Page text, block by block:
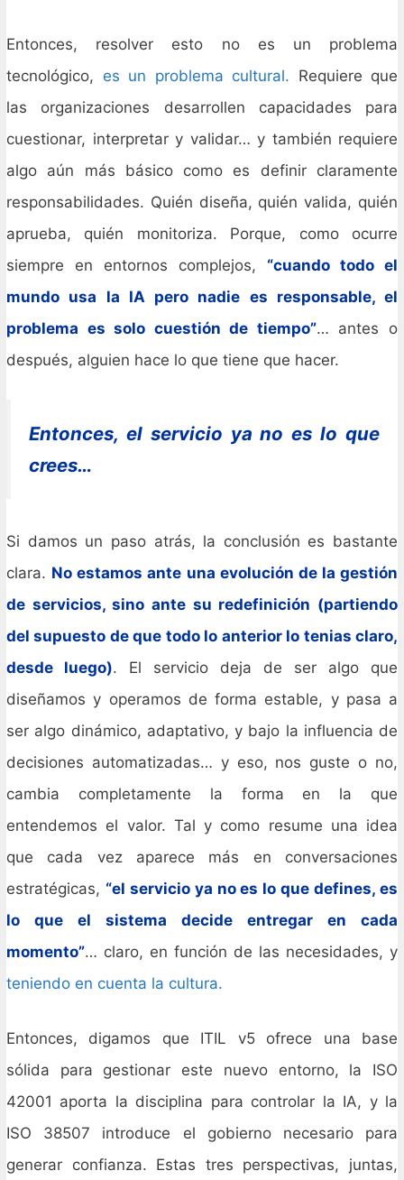
Entonces, resolver esto no es un problema
tecnológico, es un problema cultural. Requiere que
las organizaciones desarrollen capacidades para
cuestionar, interpretar y validar… y también requiere
algo aún más básico como es definir claramente
responsabilidades. Quién diseña, quién valida, quién
aprueba, quién monitoriza. Porque, como ocurre
siempre en entornos complejos, “cuando todo el
mundo usa la IA pero nadie es responsable, el
problema es solo cuestión de tiempo”… antes o
después, alguien hace lo que tiene que hacer.
Entonces, el servicio ya no es lo que
crees…
Si damos un paso atrás, la conclusión es bastante
clara. No estamos ante una evolución de la gestión
de servicios, sino ante su redefinición (partiendo
del supuesto de que todo lo anterior lo tenias claro,
desde luego). El servicio deja de ser algo que
diseñamos y operamos de forma estable, y pasa a
ser algo dinámico, adaptativo, y bajo la influencia de
decisiones automatizadas… y eso, nos guste o no,
cambia completamente la forma en la que
entendemos el valor. Tal y como resume una idea
que cada vez aparece más en conversaciones
estratégicas, “el servicio ya no es lo que defines, es
lo que el sistema decide entregar en cada
momento”… claro, en función de las necesidades, y
teniendo en cuenta la cultura.
Entonces, digamos que ITIL v5 ofrece una base
sólida para gestionar este nuevo entorno, la ISO
42001 aporta la disciplina para controlar la IA, y la
ISO 38507 introduce el gobierno necesario para
generar confianza. Estas tres perspectivas, juntas,